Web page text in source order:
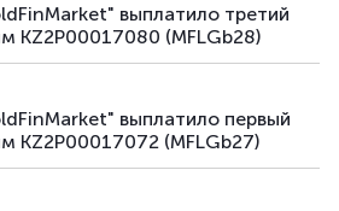
альтернативная
альтернативная
выплатило третий
KZ2P00017080 (MFLGb28)
выплатило первый
KZ2P00017072 (MFLGb27)